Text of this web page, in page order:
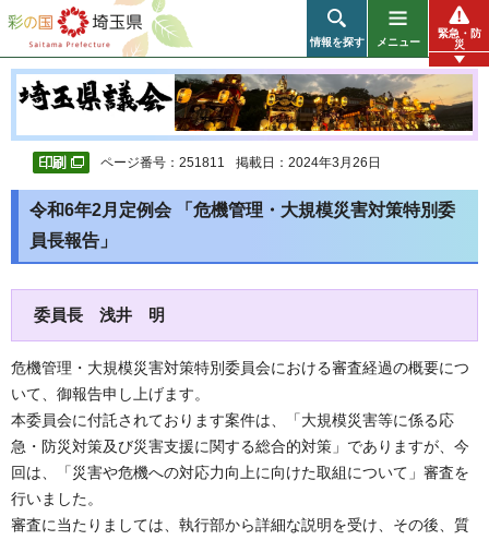
彩の国 埼玉県
情報を探す メニュー
緊急・防
災
ページ番号：251811 掲載日：2024年3月26日
令和6年2月定例会 「危機管理・大規模災害対策特別委
員長報告」
委員長 浅井 明
危機管理・大規模災害対策特別委員会における審査経過の概要につ
いて、御報告申し上げます。
本委員会に付託されております案件は、「大規模災害等に係る応
急・防災対策及び災害支援に関する総合的対策」でありますが、今
回は、「災害や危機への対応力向上に向けた取組について」審査を
行いました。
審査に当たりましては、執行部から詳細な説明を受け、その後、質